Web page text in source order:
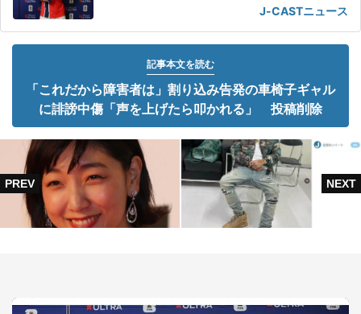
J-CASTニュース
記事本文を読む
「これだから障害者は」割り込み告発の車椅子ギャル
に誹謗中傷「声を上げたら叩かれる」 投稿削除